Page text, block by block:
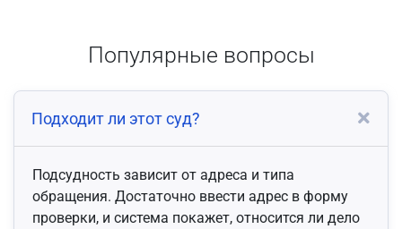
Популярные вопросы
Подходит ли этот суд?
Подсудность зависит от адреса и типа
обращения. Достаточно ввести адрес в форму
проверки, и система покажет, относится ли дело